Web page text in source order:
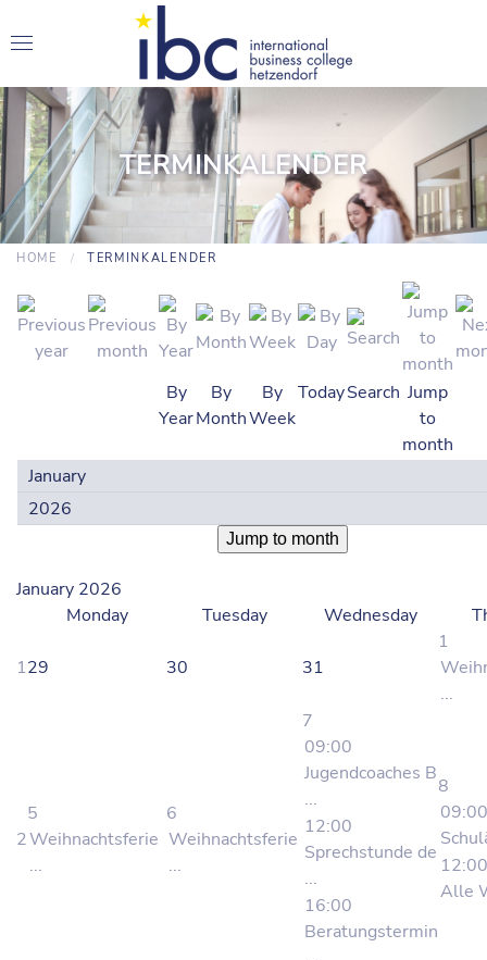
TERMINKALENDER
HOME TERMINKALENDER
By
Year
By
Month
By
Week
TodaySearch Jump
to
month
Jump to month
January 2026
Monday
Tuesday Wednesday
129 30 31
1
...
2
5
Weihnachtsferie
...
6
Weihnachtsferie
...
7
09:00
Jugendcoaches B
...
12:00
Sprechstunde de
...
16:00
Beratungstermin
8
09:00
Alle